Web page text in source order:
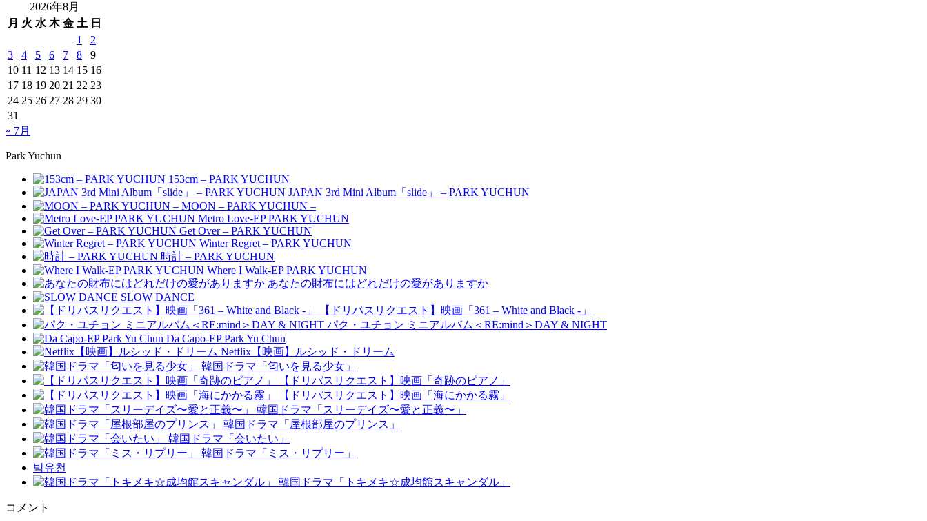
2026年8月
月 火 水 木 金 土 日
1
2
3
4 5 6 7 8
9
10 11 12 13 14 15 16
17 18 19 20 21 22 23
24 25 26 27 28 29 30
31
« 7月
Park Yuchun
153cm – PARK YUCHUN
JAPAN 3rd Mini Album「slide」 – PARK YUCHUN
MOON – PARK YUCHUN –
Metro Love-EP PARK YUCHUN
Get Over – PARK YUCHUN
Winter Regret – PARK YUCHUN
時計 – PARK YUCHUN
Where I Walk-EP PARK YUCHUN
あなたの財布にはどれだけの愛がありますか
SLOW DANCE
【ドリパスリクエスト】映画「361 – White and Black -」
パク・ユチョン ミニアルバム＜RE:mind＞DAY & NIGHT
Da Capo-EP Park Yu Chun
Netflix【映画】ルシッド・ドリーム
韓国ドラマ「匂いを見る少女」
【ドリパスリクエスト】映画「奇跡のピアノ」
【ドリパスリクエスト】映画「海にかかる霧」
韓国ドラマ「スリーデイズ〜愛と正義〜」
韓国ドラマ「屋根部屋のプリンス」
韓国ドラマ「会いたい」
韓国ドラマ「ミス・リプリー」
박유천
韓国ドラマ「トキメキ☆成均館スキャンダル」
コメント